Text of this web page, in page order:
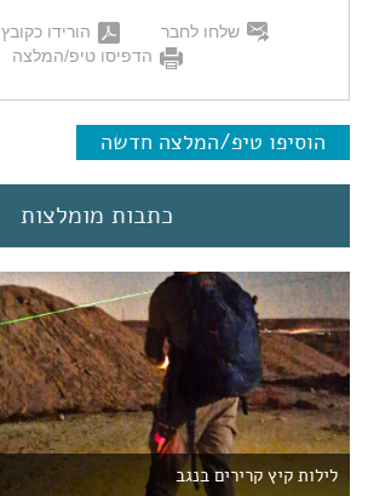
שלחו לחבר
הורידו כקובץ PDF
הדפיסו טיפ/המלצה
הוסיפו טיפ/המלצה חדשה
כתבות מומלצות
לילות קיץ קרירים בנגב